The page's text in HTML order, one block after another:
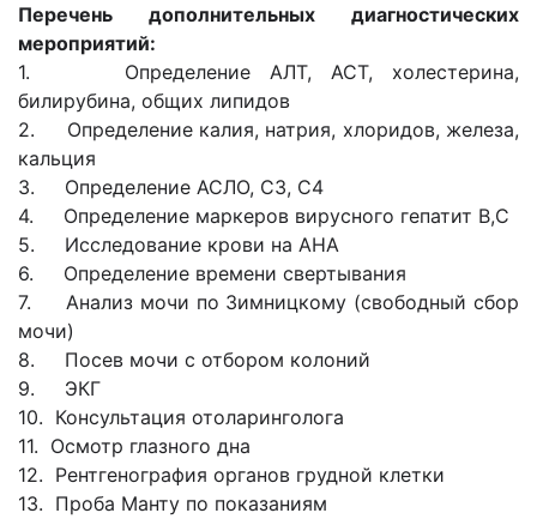
Перечень дополнительных диагностических
мероприятий:
1. Определение АЛТ, АСТ, холестерина,
билирубина, общих липидов
2. Определение калия, натрия, хлоридов, железа,
кальция
3. Определение АСЛО, С3, С4
4. Определение маркеров вирусного гепатит В,С
5. Исследование крови на АНА
6. Определение времени свертывания
7. Анализ мочи по Зимницкому (свободный сбор
мочи)
8. Посев мочи с отбором колоний
9. ЭКГ
10. Консультация отоларинголога
11. Осмотр глазного дна
12. Рентгенография органов грудной клетки
13. Проба Манту по показаниям